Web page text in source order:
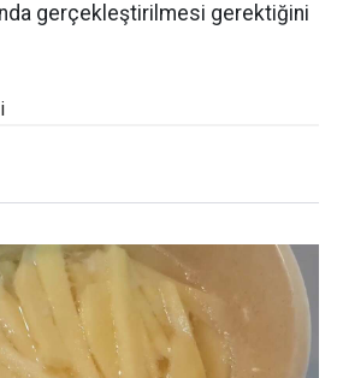
gerçekleştirilmesi gerektiğini